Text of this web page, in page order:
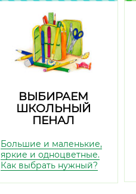
ВЫБИРАЕМ
ШКОЛЬНЫЙ
ПЕНАЛ
Большие и маленькие,
яркие и одноцветные.
Как выбрать нужный?